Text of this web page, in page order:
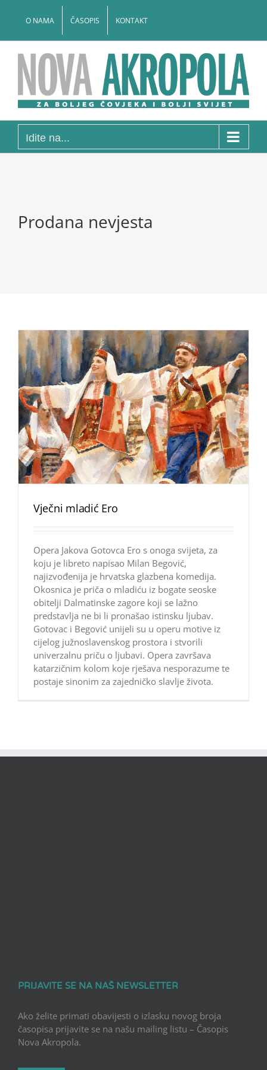
O NAMA ČASOPIS KONTAKT
Idite na...
Prodana nevjesta
Vječni mladić Ero
Opera Jakova Gotovca Ero s onoga svijeta, za
koju je libreto napisao Milan Begović,
najizvođenija je hrvatska glazbena komedija.
Okosnica je priča o mladiću iz bogate seoske
obitelji Dalmatinske zagore koji se lažno
predstavlja ne bi li pronašao istinsku ljubav.
Gotovac i Begović unijeli su u operu motive iz
cijelog južnoslavenskog prostora i stvorili
univerzalnu priču o ljubavi. Opera završava
katarzičnim kolom koje rješava nesporazume te
postaje sinonim za zajedničko slavlje života.
PRIJAVITE SE NA NAŠ NEWSLETTER
Ako želite primati obavijesti o izlasku novog broja
časopisa prijavite se na našu mailing listu – Časopis
Nova Akropola.